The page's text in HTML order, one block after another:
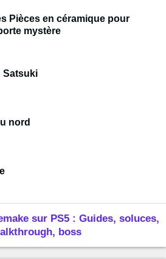
Pièces en céramique pour
mystère
Satsuki
nord
sur PS5 : Guides, soluces,
boss